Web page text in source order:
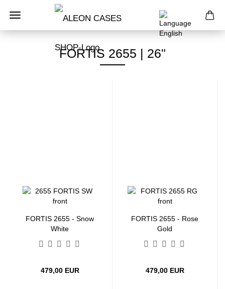
FORTIS 2655 | 26"
FORTIS 2655 - Snow
White
479,00 EUR
FORTIS 2655 - Rose
Gold
479,00 EUR